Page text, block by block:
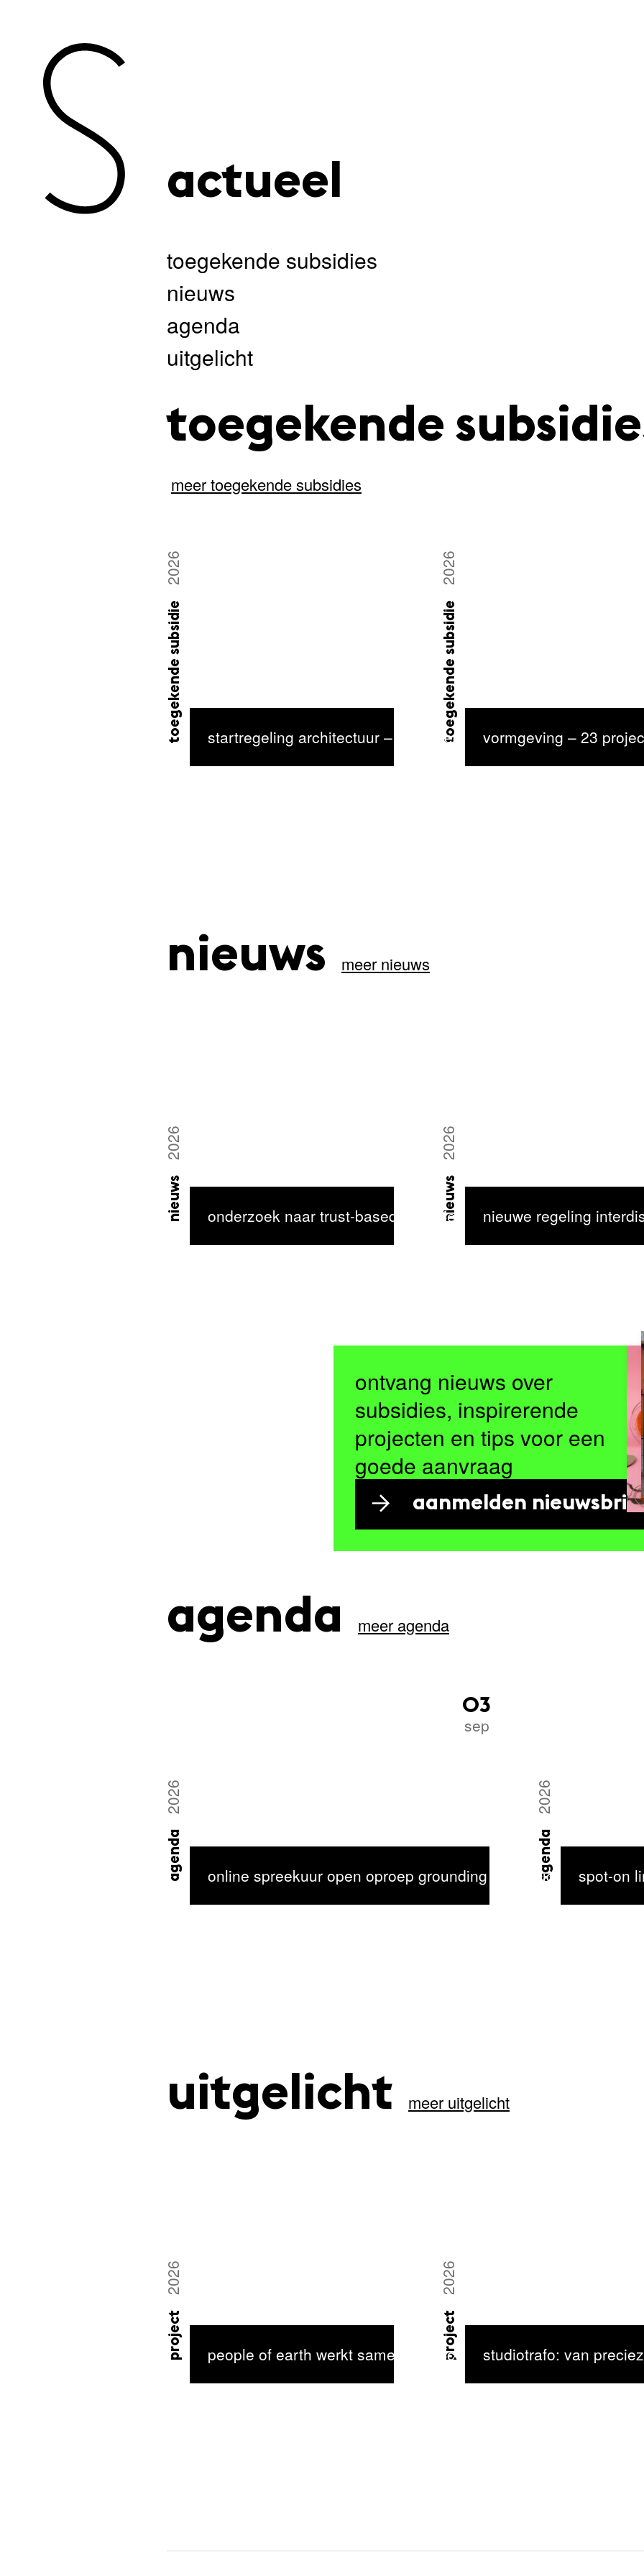
actueel
toegekende subsidies
nieuws
agenda
uitgelicht
toegekende
meer toegekende subsidies
startregeling architectuur – 15 projecten geselecteerd
toegekende subsidie
2026
vormgeving – 23
toegekende subsidie
2026
nieuws meer nieuws
onderzoek naar trust-based financieren van the culture
nieuws
2026
nieuwe regeling
nieuws
2026
ontvang nieuws over
subsidies, inspirerende
projecten en tips voor een
goede aanvraag
aanmelden
agenda meer agenda
03
sep
online spreekuur open oproep grounding the cloud
agenda
2026
spot-on
agenda
2026
uitgelicht meer uitgelicht
people of earth werkt samen met eco-dorpsbewoners aan
project
2026
studiotrafo: van
project
2026